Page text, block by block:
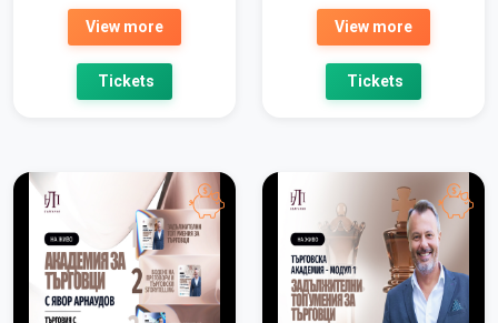
View more
Tickets
View more
Tickets